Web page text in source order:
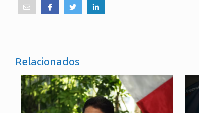
Relacionados